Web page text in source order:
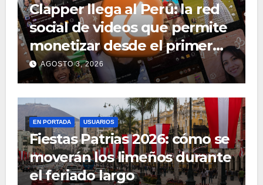
Clapper llega al Perú: la red
social de videos que permite
monetizar desde el primer
díaAGOSTO 3, 2026
EN PORTADA USUARIOS
Fiestas Patrias 2026: cómo se
moverán los limeños durante
el feriado largo